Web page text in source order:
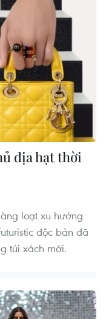
địa hạt thời
loạt xu hướng
độc bản đã
túi xách mới.